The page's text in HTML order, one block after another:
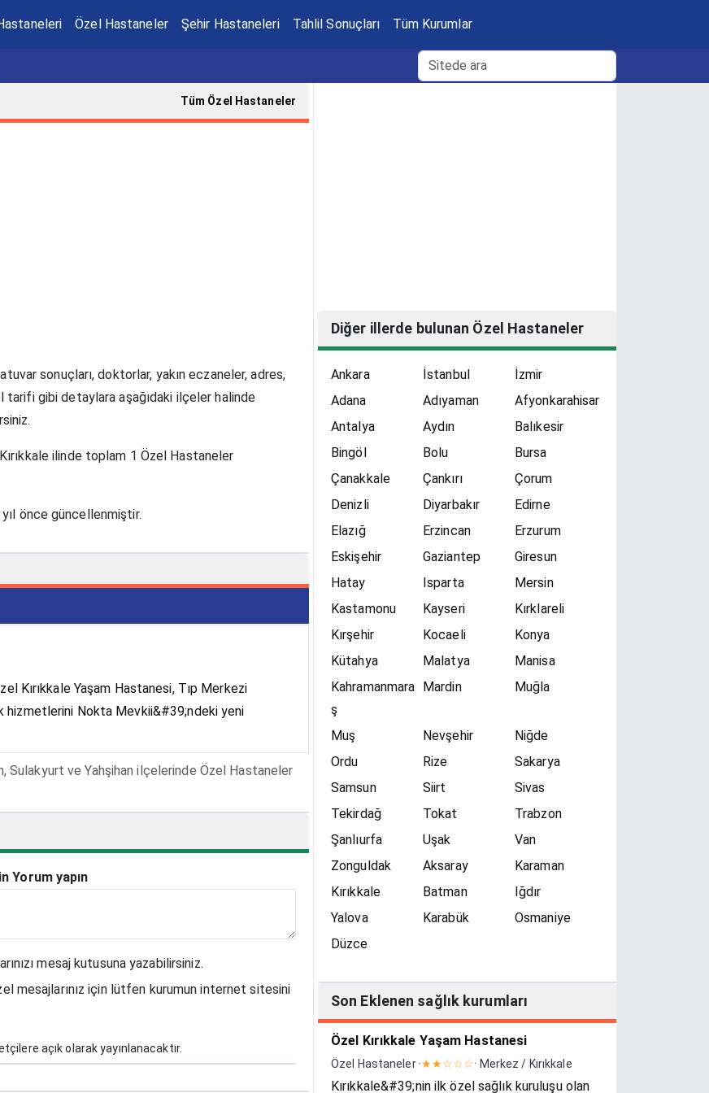
Özel Hastaneler Şehir Hastaneleri Tahlil Sonuçları Tüm Kurumlar
Tüm Özel Hastaneler
sonuçları, doktorlar, yakın eczaneler, adres,
gibi detaylara aşağıdaki ilçeler halinde
ilinde toplam 1 Özel Hastaneler
önce güncellenmiştir.
Kırıkkale Yaşam Hastanesi, Tıp Merkezi
hizmetlerini Nokta Mevkii&#39;ndeki yeni
Sulakyurt ve Yahşihan ilçelerinde Özel Hastaneler
Yorum yapın
mesaj kutusuna yazabilirsiniz.
mesajlarınız için lütfen kurumun internet sitesini
açık olarak yayınlanacaktır.
Diğer illerde bulunan Özel Hastaneler
Ankara İstanbul
İzmir
Adana
Adıyaman
Afyonkarahisar
Antalya
Aydın
Balıkesir
Bingöl
Bolu
Bursa
Çanakkale
Çankırı
Çorum
Denizli
Diyarbakır
Edirne
Elazığ
Erzincan
Erzurum
Eskişehir
Gaziantep
Giresun
Hatay
Isparta
Mersin
Kastamonu
Kayseri
Kırklareli
Kırşehir
Kocaeli
Konya
Kütahya
Malatya
Manisa
Kahramanmara
ş
Mardin Muğla
Muş Nevşehir
Niğde
Ordu
Rize
Sakarya
Samsun
Siirt
Sivas
Tekirdağ
Tokat
Trabzon
Şanlıurfa
Uşak
Van
Zonguldak
Aksaray
Karaman
Kırıkkale
Batman
Iğdır
Yalova
Karabük
Osmaniye
Düzce
Son Eklenen sağlık kurumları
Özel Kırıkkale Yaşam Hastanesi
Özel Hastaneler ·★★☆☆☆· Merkez / Kırıkkale
Kırıkkale&#39;nin ilk özel sağlık kuruluşu olan